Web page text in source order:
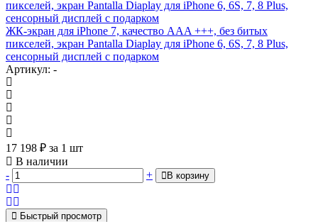
ЖК-экран для iPhone 7, качество AAA +++, без битых
пикселей, экран Pantalla Diaplay для iPhone 6, 6S, 7, 8 Plus,
сенсорный дисплей с подарком
Артикул: -
17 198 ₽ за 1 шт
В наличии
-
+ В корзину
Быстрый просмотр